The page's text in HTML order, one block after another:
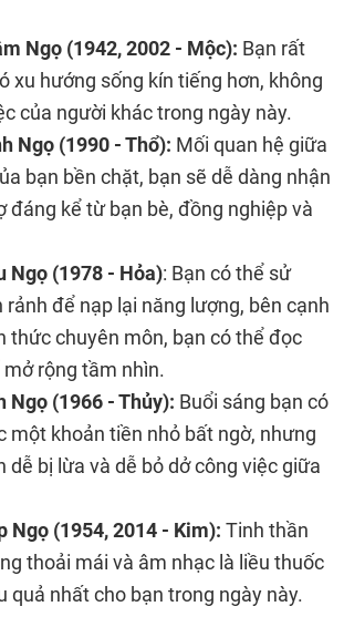
Ngọ (1942, 2002 - Mộc): Bạn rất
xu hướng sống kín tiếng hơn, không
của người khác trong ngày này.
Ngọ (1990 - Thổ): Mối quan hệ giữa
bạn bền chặt, bạn sẽ dễ dàng nhận
đáng kể từ bạn bè, đồng nghiệp và
Ngọ (1978 - Hỏa): Bạn có thể sử
rảnh để nạp lại năng lượng, bên cạnh
​​thức chuyên môn, bạn có thể đọc
rộng tầm nhìn.
Ngọ (1966 - Thủy): Buổi sáng bạn có
một khoản tiền nhỏ bất ngờ, nhưng
dễ bị lừa và dễ bỏ dở công việc giữa
Ngọ (1954, 2014 - Kim): Tinh thần
thoải mái và âm nhạc là liều thuốc
quả nhất cho bạn trong ngày này.